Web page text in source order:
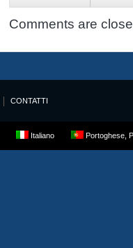
Comments are
CONTATTI
Italiano Portoghese,